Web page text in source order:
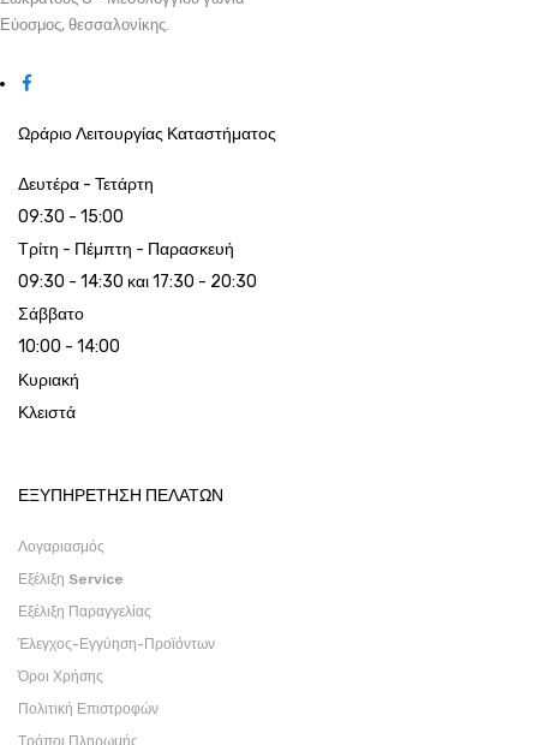
Εύοσμος, θεσσαλονίκης.
Ωράριο Λειτουργίας Καταστήματος
Δευτέρα - Τετάρτη
09:30 - 15:00
Τρίτη - Πέμπτη - Παρασκευή
09:30 - 14:30 και 17:30 - 20:30
Σάββατο
10:00 - 14:00
Κυριακή
Κλειστά
ΕΞΥΠΗΡΕΤΗΣΗ ΠΕΛΑΤΩΝ
Λογαριασμός
Εξέλιξη Service
Εξέλιξη Παραγγελίας
Έλεγχος-Εγγύηση-Προϊόντων
Όροι Χρήσης
Πολιτική Επιστροφών
Τρόποι Πληρωμής